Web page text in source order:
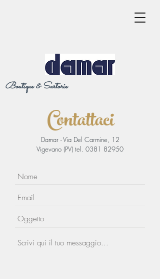
Boutique & Sartorie
Contattaci
Damar - Via Del Carmine, 12
Vigevano (PV) tel. 0381 82950